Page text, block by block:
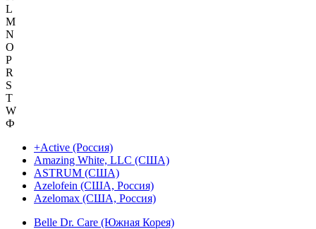
L
M
N
O
P
R
S
T
W
Ф
+Active (Россия)
Amazing White, LLC (США)
ASTRUM (США)
Azelofein (США, Россия)
Azelomax (США, Россия)
Belle Dr. Care (Южная Корея)